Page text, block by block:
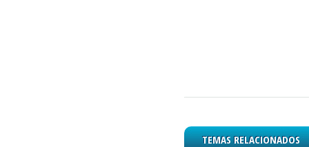
TEMAS RELACIONADOS